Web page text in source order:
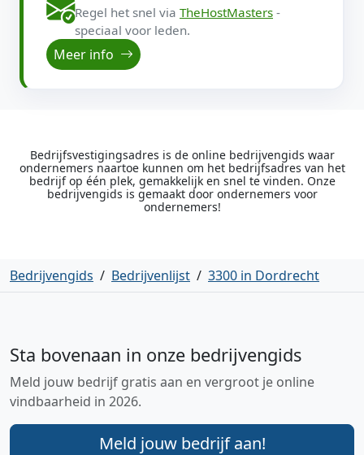
Regel het snel via TheHostMasters -
speciaal voor leden.
Meer info
Bedrijfsvestigingsadres is de online bedrijvengids waar
ondernemers naartoe kunnen om het bedrijfsadres van het
bedrijf op één plek, gemakkelijk en snel te vinden. Onze
bedrijvengids is gemaakt door ondernemers voor
ondernemers!
Bedrijvengids / Bedrijvenlijst / 3300 in Dordrecht
Sta bovenaan in onze bedrijvengids
Meld jouw bedrijf gratis aan en vergroot je online
vindbaarheid in 2026.
Meld jouw bedrijf aan!